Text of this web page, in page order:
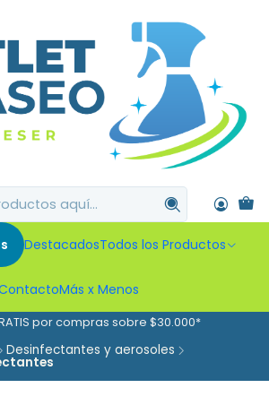
DestacadosTodos los Productos
Más x Menos
por compras sobre $30.000*
Desinfectantes y aerosoles